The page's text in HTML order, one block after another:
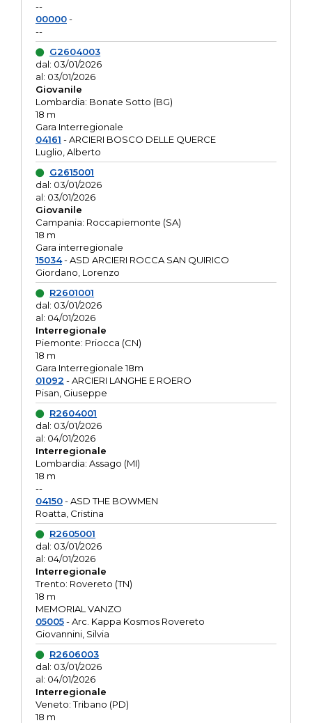
--
00000-
--
G2604003
dal: 03/01/2026
al: 03/01/2026
Giovanile
Lombardia: Bonate Sotto (BG)
18 m
Gara Interregionale
04161 - ARCIERI BOSCO DELLE QUERCE
Luglio, Alberto
G2615001
dal: 03/01/2026
al: 03/01/2026
Giovanile
Campania: Roccapiemonte (SA)
18 m
Gara interregionale
15034- ASD ARCIERI ROCCA SAN QUIRICO
Giordano, Lorenzo
R2601001
dal: 03/01/2026
al: 04/01/2026
Interregionale
Piemonte: Priocca (CN)
18 m
Gara Interregionale 18m
01092 - ARCIERI LANGHE E ROERO
Pisan, Giuseppe
R2604001
dal: 03/01/2026
al: 04/01/2026
Interregionale
Lombardia: Assago (MI)
18 m
--
04150- ASD THE BOWMEN
Roatta, Cristina
R2605001
dal: 03/01/2026
al: 04/01/2026
Interregionale
Trento: Rovereto (TN)
18 m
MEMORIAL VANZO
05005- Arc. Kappa Kosmos Rovereto
Giovannini, Silvia
R2606003
dal: 03/01/2026
al: 04/01/2026
Interregionale
Veneto: Tribano (PD)
18 m